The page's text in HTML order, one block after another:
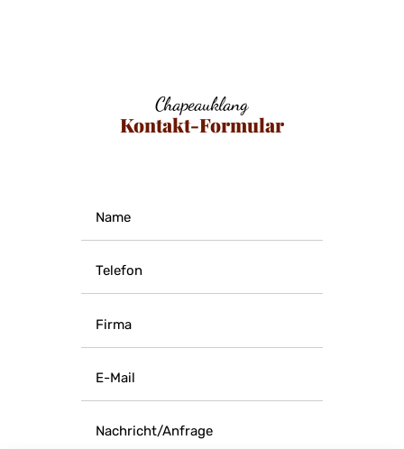
Chapeauklang
Kontakt-Formular